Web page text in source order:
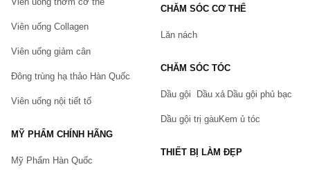
Viên uống Collagen
Viên uống giảm cân
Đông trùng hạ thảo Hàn Quốc
Viên uống nội tiết tố
MỸ PHẨM CHÍNH HÃNG
Mỹ Phẩm Hàn Quốc
CHĂM SÓC CƠ THỂ
Lăn nách
CHĂM SÓC TÓC
Dầu gội Dầu xả Dầu gội phủ bạc
Dầu gội trị gàuKem ủ tóc
THIẾT BỊ LÀM ĐẸP